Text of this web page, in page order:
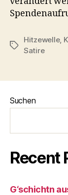
Schlagwörter
Hitzewelle,
Satire
Suchen
Recent
G‘schichtn